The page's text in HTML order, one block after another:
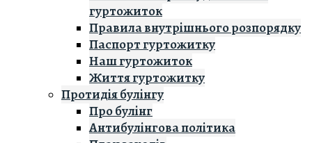
гуртожиток
Правила внутрішнього розпорядку
Паспорт гуртожитку
Наш гуртожиток
Життя гуртожитку
Протидія булінгу
Про булінг
Антибулінгова політика